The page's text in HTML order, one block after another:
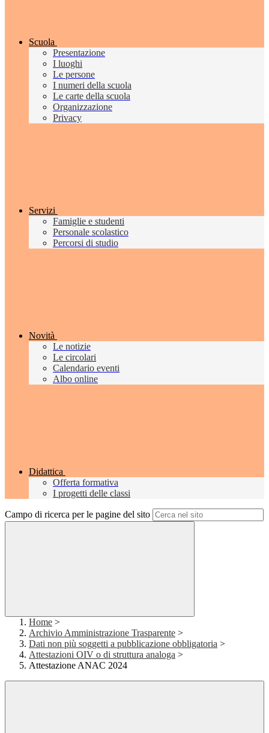
Scuola
Presentazione
I luoghi
Le persone
I numeri della scuola
Le carte della scuola
Organizzazione
Privacy
Servizi
Famiglie e studenti
Personale scolastico
Percorsi di studio
Novità
Le notizie
Le circolari
Calendario eventi
Albo online
Didattica
Offerta formativa
I progetti delle classi
Campo di ricerca per le pagine del sito
Home >
Archivio Amministrazione Trasparente >
Dati non più soggetti a pubblicazione obbligatoria >
Attestazioni OIV o di struttura analoga >
Attestazione ANAC 2024